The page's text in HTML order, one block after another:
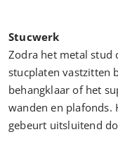
Stucwerk
Zodra het metal stud
stucplaten vastzitten
behangklaar of het
wanden en plafonds.
gebeurt uitsluitend